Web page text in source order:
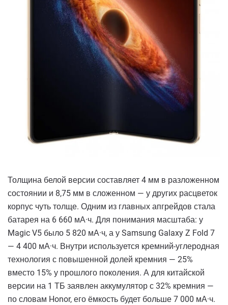
Толщина белой версии составляет 4 мм в разложенном
состоянии и 8,75 мм в сложенном — у других расцветок
корпус чуть толще. Одним из главных апгрейдов стала
батарея на 6 660 мА·ч. Для понимания масштаба: у
Magic V5 было 5 820 мА·ч, а у Samsung Galaxy Z Fold 7
— 4 400 мА·ч. Внутри используется кремний-углеродная
технология с повышенной долей кремния — 25%
вместо 15% у прошлого поколения. А для китайской
версии на 1 ТБ заявлен аккумулятор с 32% кремния —
по словам Honor, его ёмкость будет больше 7 000 мА·ч.